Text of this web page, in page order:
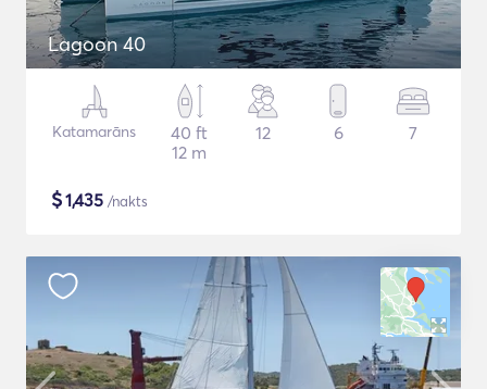
Lagoon 40
Katamarāns
40 ft
12 m
12 6 7
$1,435 /nakts